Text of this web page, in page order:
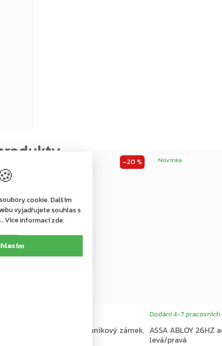
cookie. Dalším
vyjadřujete souhlas s
Více informací zde.
–20 %
Nemef 1921/21 zadlabací panikový zámek,
Novinka
ASSA ABLOY
levá/pravá
Dodání 4-7 pracovních